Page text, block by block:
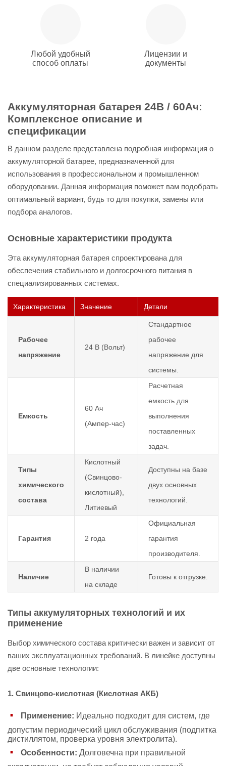
Любой удобный
способ оплаты
Лицензии и
документы
Аккумуляторная батарея 24В / 60Ач:
Комплексное описание и
спецификации
В данном разделе представлена подробная информация о
аккумуляторной батарее, предназначенной для
использования в профессиональном и промышленном
оборудовании. Данная информация поможет вам подобрать
оптимальный вариант, будь то для покупки, замены или
подбора аналогов.
Основные характеристики продукта
Эта аккумуляторная батарея спроектирована для
обеспечения стабильного и долгосрочного питания в
специализированных системах.
Характеристика Значение Детали
Рабочее
напряжение
24 В (Вольт)
Стандартное
рабочее
напряжение для
системы.
Емкость
60 Ач
(Ампер-час)
Расчетная
емкость для
выполнения
поставленных
задач.
Типы
химического
состава
Кислотный
(Свинцово-
кислотный),
Литиевый
Доступны на базе
двух основных
технологий.
Гарантия 2 года
Официальная
гарантия
производителя.
Наличие
В наличии
на складе
Готовы к отгрузке.
Типы аккумуляторных технологий и их
применение
Выбор химического состава критически важен и зависит от
ваших эксплуатационных требований. В линейке доступны
две основные технологии:
1. Свинцово-кислотная (Кислотная АКБ)
Применение: Идеально подходит для систем, где
допустим периодический цикл обслуживания (подпитка
дистиллятом, проверка уровня электролита).
Особенности: Долговечна при правильной